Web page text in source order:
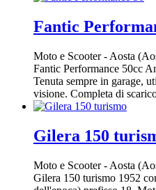
Fantic
Moto e Scooter- Aosta
Fantic Performance 50cc
Tenuta sempre in garage,
visione. Completa di
Gilera 150
Moto e Scooter- Aosta
Gilera 150 turismo 1952